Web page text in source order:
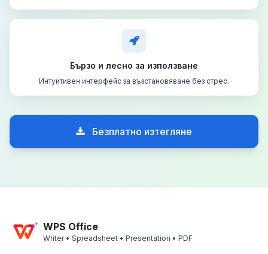
Бързо и лесно за използване
Интуитивен интерфейс за възстановяване без стрес.
Безплатно изтегляне
WPS Office
Writer • Spreadsheet • Presentation • PDF